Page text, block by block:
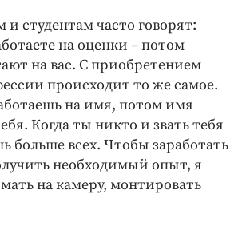
студентам часто говорят:
на оценки – потом
на вас. С приобретением
происходит то же самое.
на имя, потом имя
Когда ты никто и звать тебя
больше всех. Чтобы заработать
необходимый опыт, я
на камеру, монтировать